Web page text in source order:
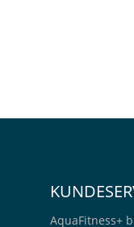
AquaFitness+